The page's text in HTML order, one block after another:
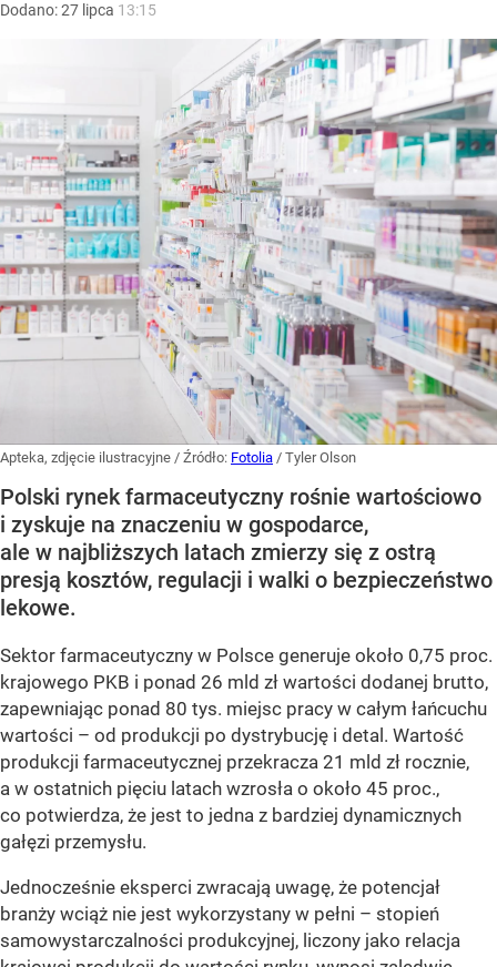
Dodano:27 lipca 13:15
Apteka, zdjęcie ilustracyjne / Źródło: Fotolia / Tyler Olson
Polski rynek farmaceutyczny rośnie wartościowo
i zyskuje na znaczeniu w gospodarce,
ale w najbliższych latach zmierzy się z ostrą
presją kosztów, regulacji i walki o bezpieczeństwo
lekowe.
Sektor farmaceutyczny w Polsce generuje około 0,75 proc.
krajowego PKB i ponad 26 mld zł wartości dodanej brutto,
zapewniając ponad 80 tys. miejsc pracy w całym łańcuchu
wartości – od produkcji po dystrybucję i detal. Wartość
produkcji farmaceutycznej przekracza 21 mld zł rocznie,
a w ostatnich pięciu latach wzrosła o około 45 proc.,
co potwierdza, że jest to jedna z bardziej dynamicznych
gałęzi przemysłu.
Jednocześnie eksperci zwracają uwagę, że potencjał
branży wciąż nie jest wykorzystany w pełni – stopień
samowystarczalności produkcyjnej, liczony jako relacja